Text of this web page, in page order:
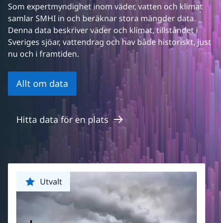
Som expertmyndighet inom väder, vatten och klimat
samlar SMHI in och beräknar stora mängder data.
Denna data beskriver väder och klimat, tillståndet i
Sveriges sjöar, vattendrag och hav både historiskt, just
nu och i framtiden.
Allt om data
Hitta data för en plats
Utvalt